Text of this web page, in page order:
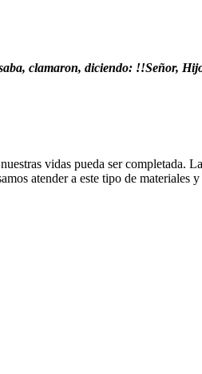
clamaron, diciendo: !!Señor,
vidas pueda ser completada.
atender a este tipo de materiales